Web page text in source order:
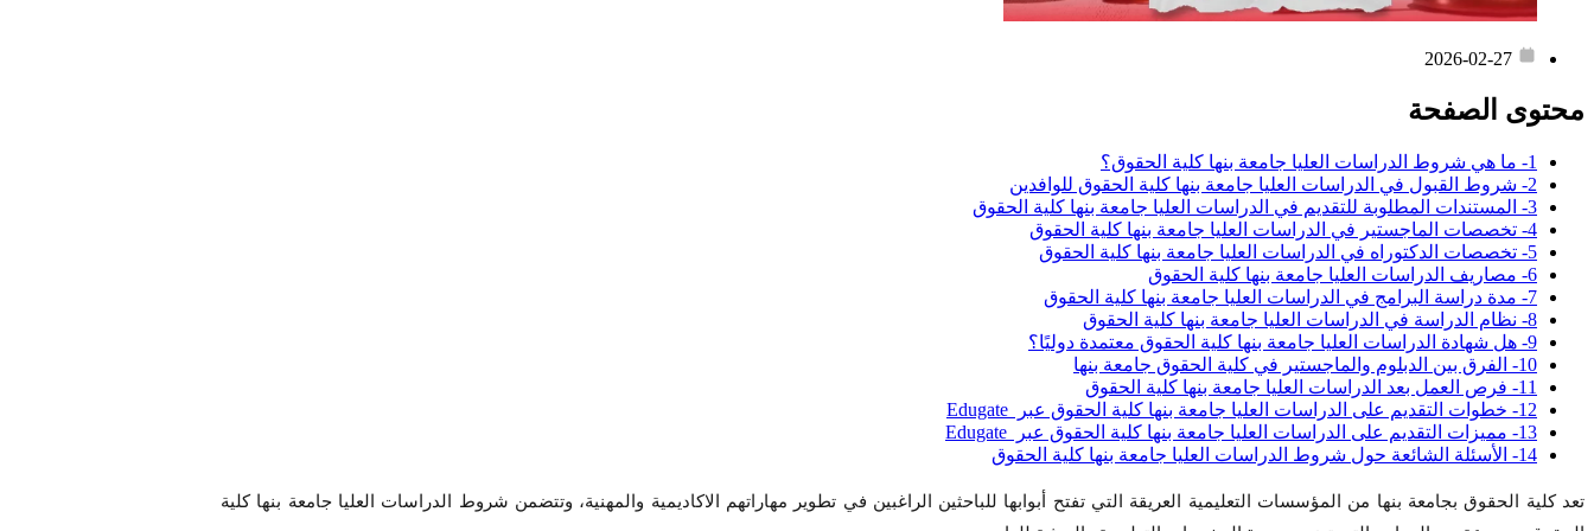
2026-02-27
محتوى الصفحة
1- ما هي شروط الدراسات العليا جامعة بنها كلية الحقوق؟
2- شروط القبول في الدراسات العليا جامعة بنها كلية الحقوق للوافدين
3- المستندات المطلوبة للتقديم في الدراسات العليا جامعة بنها كلية الحقوق
4- تخصصات الماجستير في الدراسات العليا جامعة بنها كلية الحقوق
5- تخصصات الدكتوراه في الدراسات العليا جامعة بنها كلية الحقوق
6- مصاريف الدراسات العليا جامعة بنها كلية الحقوق
7- مدة دراسة البرامج في الدراسات العليا جامعة بنها كلية الحقوق
8- نظام الدراسة في الدراسات العليا جامعة بنها كلية الحقوق
9- هل شهادة الدراسات العليا جامعة بنها كلية الحقوق معتمدة دوليًا؟
10- الفرق بين الدبلوم والماجستير في كلية الحقوق جامعة بنها
11- فرص العمل بعد الدراسات العليا جامعة بنها كلية الحقوق
12- خطوات التقديم على الدراسات العليا جامعة بنها كلية الحقوق عبر Edugate
13- مميزات التقديم على الدراسات العليا جامعة بنها كلية الحقوق عبر Edugate
14- الأسئلة الشائعة حول شروط الدراسات العليا جامعة بنها كلية الحقوق
تعد كلية الحقوق بجامعة بنها من المؤسسات التعليمية العريقة التي تفتح أبوابها للباحثين الراغبين في تطوير مهاراتهم الاكاديمية والمهنية، وتتضمن شروط الدراسات العليا جامعة بنها كلية